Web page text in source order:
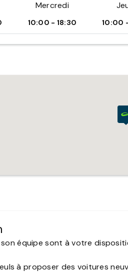
Mercredi
10:00 - 18:30 10:00
équipe sont à votre
à proposer des voitures